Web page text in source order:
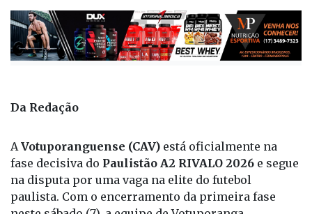
Publicada há 4 meses
Da Redação
AVotuporanguense (CAV)está oficialmente na
fase decisiva doPaulistão A2 RIVALO 2026e segue